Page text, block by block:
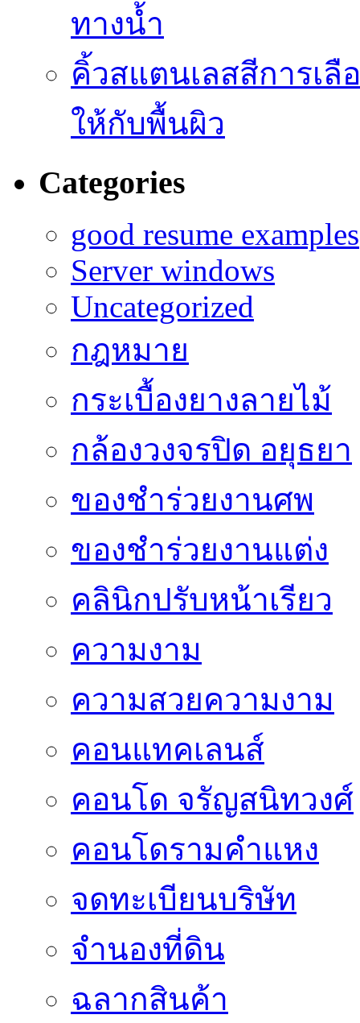
ทางน้ำ
คิ้วสแตนเลสสีการเลื
ให้กับพื้นผิว
Categories
good resume examples
Server windows
Uncategorized
กฎหมาย
กระเบื้องยางลายไม้
กล้องวงจรปิด อยุธยา
ของชำร่วยงานศพ
ของชำร่วยงานแต่ง
คลินิกปรับหน้าเรียว
ความงาม
ความสวยความงาม
คอนแทคเลนส์
คอนโด จรัญสนิทวงศ์
คอนโดรามคำแหง
จดทะเบียนบริษัท
จำนองที่ดิน
ฉลากสินค้า